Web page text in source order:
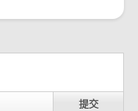
提交